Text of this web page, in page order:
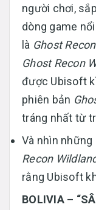
người chơi,
dòng game
là Ghost Recon
Ghost Recon
được Ubisoft
phiên bản
tráng nhất từ
Và nhìn những
Recon
rằng Ubisoft
BOLIVIA –